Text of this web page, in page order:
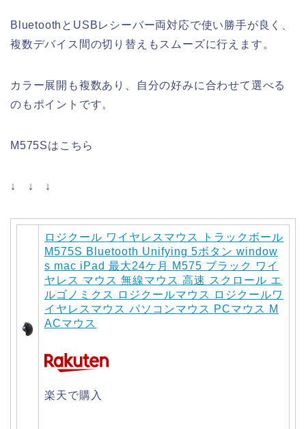
BluetoothとUSBレシーバー両対応で使い勝手が良く、
複数デバイス間の切り替えもスムーズに行えます。
カラー展開も複数あり、自分の好みに合わせて選べる
のもポイントです。
M575Sはこちら
↓ ↓ ↓
ロジクール ワイヤレスマウス トラックボール
M575S Bluetooth Unifying 5ボタン window
s mac iPad 最大24ケ月 M575 ブラック ワイ
ヤレス マウス 無線マウス 高速 スクロール エ
ルゴノミクス ロジクールマウス ロジクールワ
イヤレスマウス パソコンマウス PCマウス M
ACマウス
楽天で購入